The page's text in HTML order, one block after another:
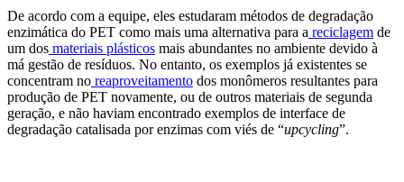
De acordo com a equipe, eles estudaram métodos de degradação
enzimática do PET como mais uma alternativa para a reciclagem de
um dos materiais plásticos mais abundantes no ambiente devido à
má gestão de resíduos. No entanto, os exemplos já existentes se
concentram no reaproveitamento dos monômeros resultantes para
produção de PET novamente, ou de outros materiais de segunda
geração, e não haviam encontrado exemplos de interface de
degradação catalisada por enzimas com viés de “upcycling”.